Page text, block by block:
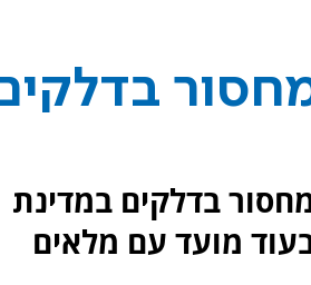
בדלקים במדינת
מועד עם מלאים